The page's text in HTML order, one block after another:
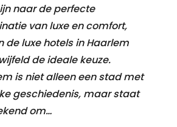
naar de perfecte
van luxe en comfort,
de luxe hotels in Haarlem
de ideale keuze.
is niet alleen een stad met
geschiedenis, maar staat
om…